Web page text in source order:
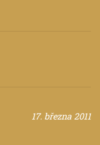
17. března 2011